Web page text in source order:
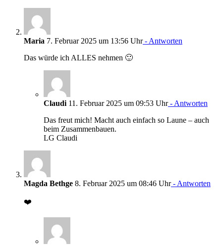
Maria 7. Februar 2025 um 13:56 Uhr- Antworten
Das würde ich ALLES nehmen 🙂
Claudi 11. Februar 2025 um 09:53 Uhr- Antworten
Das freut mich! Macht auch einfach so Laune – auch
beim Zusammenbauen.
LG Claudi
Magda Bethge 8. Februar 2025 um 08:46 Uhr- Antworten
❤️